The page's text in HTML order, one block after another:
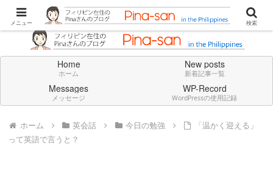
Don't think deeply. Feel always in English.
Home
ホーム
New posts
新着記事一覧
Messages
メッセージ
WP-Record
WordPressの使用記録
ホーム 英会話 今日の勉強
「温かく迎える」
って英語で言うと？
メニュー 検索